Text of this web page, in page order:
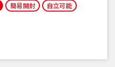
簡易開封
自立可能